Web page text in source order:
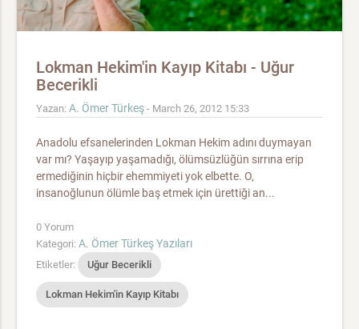
Lokman Hekim'in Kayıp Kitabı - Uğur
Becerikli
Yazan: A. Ömer Türkeş - March 26, 2012 15:33
Anadolu efsanelerinden Lokman Hekim adını duymayan
var mı? Yaşayıp yaşamadığı, ölümsüzlüğün sırrına erip
ermediğinin hiçbir ehemmiyeti yok elbette. O,
insanoğlunun ölümle baş etmek için ürettiği an...
0 Yorum
Kategori: A. Ömer Türkeş Yazıları
Etiketler: Uğur Becerikli
Lokman Hekim'in Kayıp Kitabı